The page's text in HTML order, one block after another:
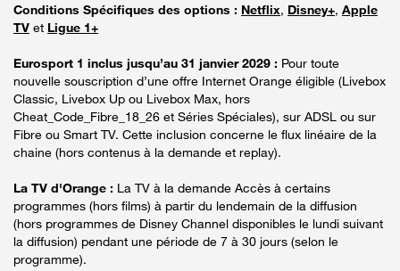
Conditions Spécifiques des options : Netflix, Disney+, Apple
TV et Ligue 1+
Eurosport 1 inclus jusqu’au 31 janvier 2029 : Pour toute
nouvelle souscription d’une offre Internet Orange éligible (Livebox
Classic, Livebox Up ou Livebox Max, hors
Cheat_Code_Fibre_18_26 et Séries Spéciales), sur ADSL ou sur
Fibre ou Smart TV. Cette inclusion concerne le flux linéaire de la
chaine (hors contenus à la demande et replay).
La TV d'Orange : La TV à la demande Accès à certains
programmes (hors films) à partir du lendemain de la diffusion
(hors programmes de Disney Channel disponibles le lundi suivant
la diffusion) pendant une période de 7 à 30 jours (selon le
programme).